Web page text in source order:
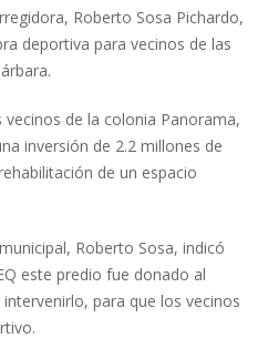
Roberto Sosa Pichardo,
deportiva para vecinos de las
de la colonia Panorama,
inversión de 2.2 millones de
de un espacio
Roberto Sosa, indicó
este predio fue donado al
para que los vecinos